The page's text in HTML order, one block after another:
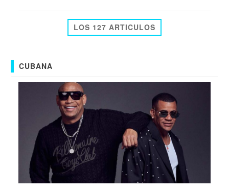
LOS 127 ARTICULOS
CUBANA